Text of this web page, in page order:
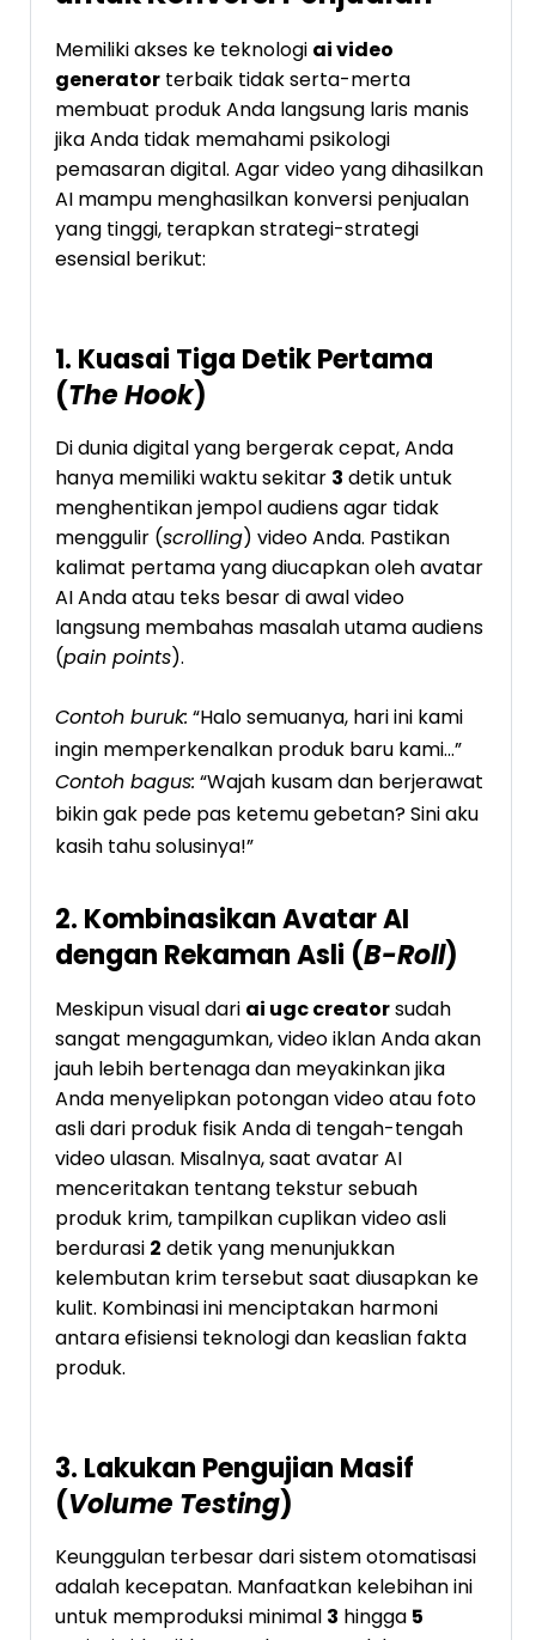
Memiliki akses ke teknologi ai video
generator terbaik tidak serta-merta
membuat produk Anda langsung laris manis
jika Anda tidak memahami psikologi
pemasaran digital. Agar video yang dihasilkan
AI mampu menghasilkan konversi penjualan
yang tinggi, terapkan strategi-strategi
esensial berikut:
1. Kuasai Tiga Detik Pertama
(The Hook)
Di dunia digital yang bergerak cepat, Anda
hanya memiliki waktu sekitar 3 detik untuk
menghentikan jempol audiens agar tidak
menggulir (scrolling) video Anda. Pastikan
kalimat pertama yang diucapkan oleh avatar
AI Anda atau teks besar di awal video
langsung membahas masalah utama audiens
(pain points).
Contoh buruk: “Halo semuanya, hari ini kami
ingin memperkenalkan produk baru kami…”
Contoh bagus: “Wajah kusam dan berjerawat
bikin gak pede pas ketemu gebetan? Sini aku
kasih tahu solusinya!”
2. Kombinasikan Avatar AI
dengan Rekaman Asli (B-Roll)
Meskipun visual dari ai ugc creatorsudah
sangat mengagumkan, video iklan Anda akan
jauh lebih bertenaga dan meyakinkan jika
Anda menyelipkan potongan video atau foto
asli dari produk fisik Anda di tengah-tengah
video ulasan. Misalnya, saat avatar AI
menceritakan tentang tekstur sebuah
produk krim, tampilkan cuplikan video asli
berdurasi 2 detik yang menunjukkan
kelembutan krim tersebut saat diusapkan ke
kulit. Kombinasi ini menciptakan harmoni
antara efisiensi teknologi dan keaslian fakta
produk.
3. Lakukan Pengujian Masif
(Volume Testing)
Keunggulan terbesar dari sistem otomatisasi
adalah kecepatan. Manfaatkan kelebihan ini
untuk memproduksi minimal 3 hingga 5